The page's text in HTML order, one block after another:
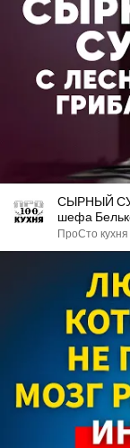
СЫРНЫЙ
шефа
ПроСто кухня